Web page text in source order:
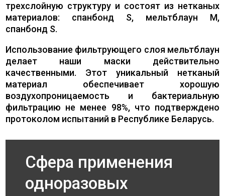
трехслойную структуру и состоят из нетканых
материалов: спанбонд S, мельтблаун M,
спанбонд S.
Использование фильтрующего слоя мельтблаун
делает наши маски действительно
качественными. Этот уникальный нетканый
материал обеспечивает хорошую
воздухопроницаемость и бактериальную
фильтрацию не менее 98%, что подтверждено
протоколом испытаний в Республике Беларусь.
Сфера применения
одноразовых